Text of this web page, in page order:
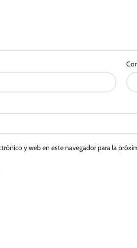
y web en este navegador para la